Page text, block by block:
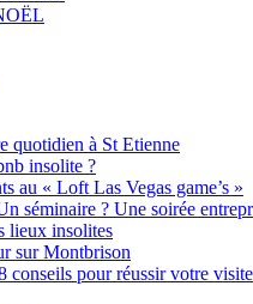
quotidien à St Etienne
insolite ?
au « Loft Las Vegas game’s »
séminaire ? Une soirée
lieux insolites
sur Montbrison
conseils pour réussir votre visite